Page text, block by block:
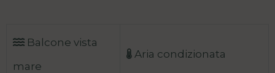
Balcone vista
mare
Aria condizionata